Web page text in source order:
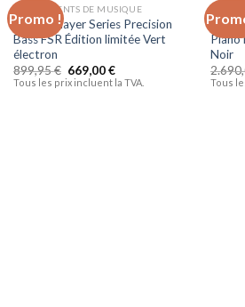
Promo !
à la liste
d’envies
INSTRUMENTS DE MUSIQUE
Fender Player Series Precision
Bass FSR Édition limitée Vert
électron
899,95€ 669,00€
Tous les prix incluent la TVA.
Piano
Noir
Tous